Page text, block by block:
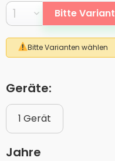
Bitte
Bitte Varianten wählen
Geräte:
1 Gerät
Jahre